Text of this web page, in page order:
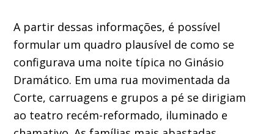
A partir dessas informações, é possível
formular um quadro plausível de como se
configurava uma noite típica no Ginásio
Dramático. Em uma rua movimentada da
Corte, carruagens e grupos a pé se dirigiam
ao teatro recém-reformado, iluminado e